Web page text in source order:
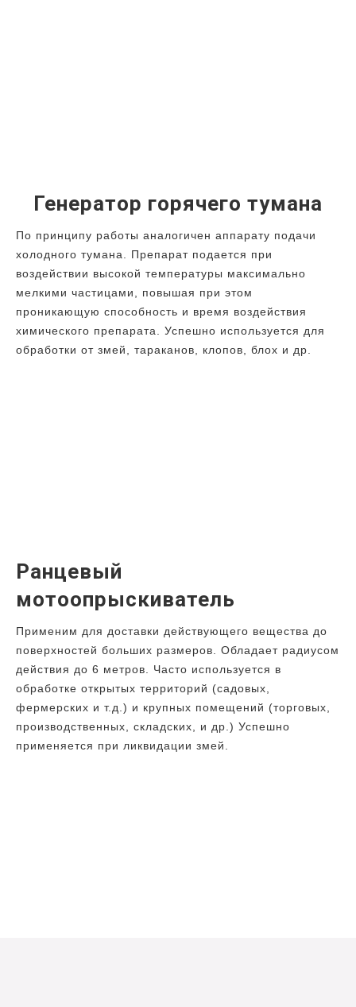
Генератор горячего тумана
По принципу работы аналогичен аппарату подачи
холодного тумана. Препарат подается при
воздействии высокой температуры максимально
мелкими частицами, повышая при этом
проникающую способность и время воздействия
химического препарата. Успешно используется для
обработки от змей, тараканов, клопов, блох и др.
Ранцевый
мотоопрыскиватель
Применим для доставки действующего вещества до
поверхностей больших размеров. Обладает радиусом
действия до 6 метров. Часто используется в
обработке открытых территорий (садовых,
фермерских и т.д.) и крупных помещений (торговых,
производственных, складских, и др.) Успешно
применяется при ликвидации змей.